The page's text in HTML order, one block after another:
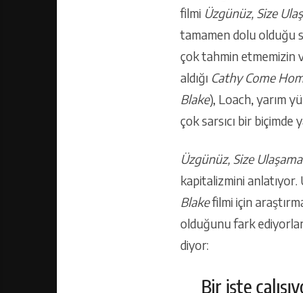
filmi Üzgünüz, Size
tamamen dolu olduğu
çok tahmin etmemizin
aldığı Cathy Come
Blake), Loach, yarım
çok sarsıcı bir biçimde
Üzgünüz, Size
kapitalizmini anlatıyor.
Blakefilmi için
olduğunu fark
diyor:
Bir işte